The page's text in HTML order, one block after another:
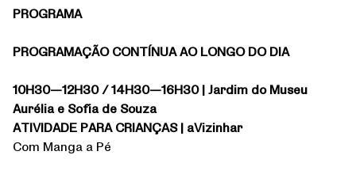
PROGRAMA
PROGRAMAÇÃO CONTÍNUA AO LONGO DO DIA
10H30—12H30 / 14H30—16H30 | Jardim do Museu
Aurélia e Sofia de Souza
ATIVIDADE PARA CRIANÇAS | aVizinhar
Com Manga a Pé